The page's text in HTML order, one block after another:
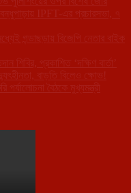
IPFT-এর প্রচারসভা, ৭
গন্ডাছড়ায় বিজেপি নেতার বাইক
শিবির, প্রকাশিত ‘দক্ষিণ বার্তা’
বাড়তি বিলেও ক্ষোভ!
পর্যালোচনা বৈঠকে মুখ্যমন্ত্রী